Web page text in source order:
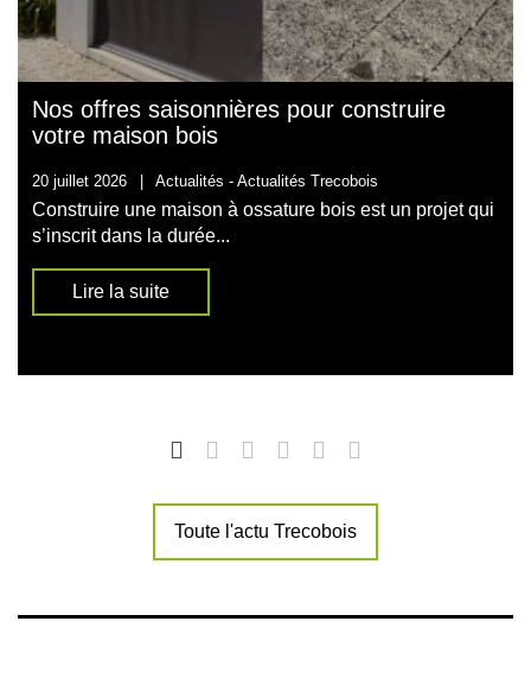
Nos offres saisonnières pour construire
votre maison bois
20 juillet 2026 | Actualités - Actualités Trecobois
Construire une maison à ossature bois est un projet qui
s’inscrit dans la durée...
Lire la suite
Toute l'actu Trecobois